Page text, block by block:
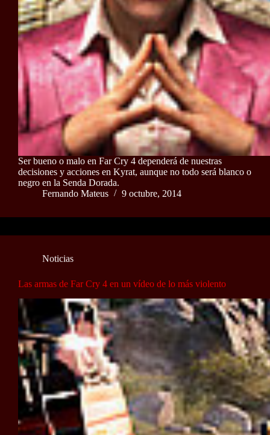
Ser bueno o malo en Far Cry 4 dependerá de nuestras
decisiones y acciones en Kyrat, aunque no todo será blanco o
negro en la Senda Dorada.
Fernando Mateus
9 octubre, 2014
Noticias
Las armas de Far Cry 4 en un vídeo de lo más violento